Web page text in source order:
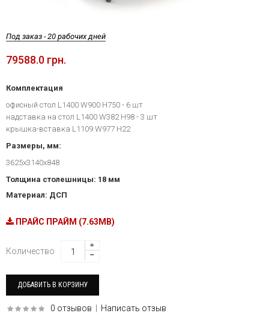
Под заказ - 20 рабочих дней
79588.0 грн.
Комплектация
офисный стол L1400 W900 H750 - 6 шт
надставка на стол L1400 W382 H98 - 3 шт
крышка-вставка L1109 W977 H22
Размеры, мм:
3625х3140х848
Толщина столешницы: 18 мм
Материал: ДСП
ПРАЙС ПРАЙМ (7.63MB)
Количество
0 отзывов Написать отзыв